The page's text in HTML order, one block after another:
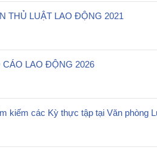
THỦ LUẬT LAO ĐỘNG 2021
CÁO LAO ĐỘNG 2026
kiếm các Kỳ thực tập tại Văn phòng